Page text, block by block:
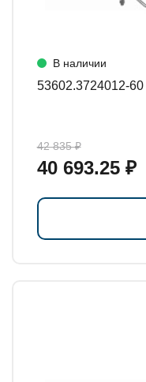
В наличии
42 835 ₽
40 693.25 ₽